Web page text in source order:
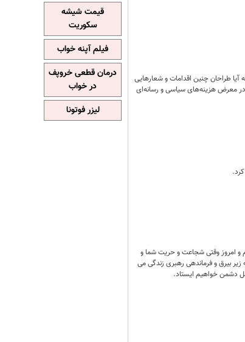
طراحان چنین اقدامات و شعارهایی
در معرض هزینه‌های سیاسی و رسانه‌ای
و امروز وقتی شجاعت و حریت شما و
بیرق و فرماندهی رهبری زندگی می
دشمن خواهیم ایستاد.
قیمت شیشه
سکوریت
فیلم آپنه خواب
درمان قطعی خروپف
در خواب
لیزر فوتونا